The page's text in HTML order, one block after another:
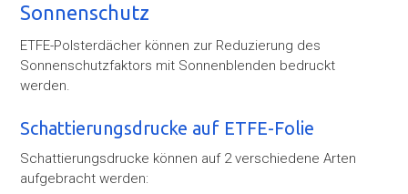
Sonnenschutz
ETFE-Polsterdächer können zur Reduzierung des
Sonnenschutzfaktors mit Sonnenblenden bedruckt
werden.
Schattierungsdrucke auf ETFE-Folie
Schattierungsdrucke können auf 2 verschiedene Arten
aufgebracht werden: